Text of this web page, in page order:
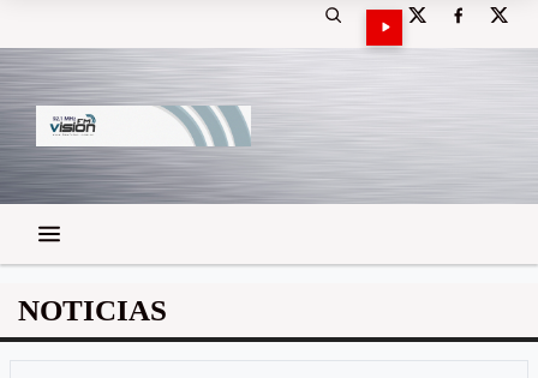
NOTICIAS